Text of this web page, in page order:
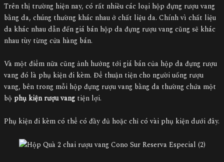
Trên thị trường hiện nay, có rất nhiều các loại hộp đựng rượu vang
bằng da, chúng thường khác nhau ở chất liệu da. Chính vì chất liệu
da khác nhau dẫn đến giá bán hộp da đựng rượu vang cũng sẽ khác
nhau tùy từng cửa hàng bán.
Và một điểm nữa cũng ảnh hưởng tới giá bán của hộp da đựng rượu
vang đó là phụ kiện đi kèm. Để thuận tiện cho người uống rượu
vang, bên trong mỗi hộp đựng rượu vang bằng da thường chứa một
bộ phụ kiện rượu vang tiện lợi.
Phụ kiện đi kèm có thể có đầy đủ hoặc chỉ có vài phụ kiện dưới đây.